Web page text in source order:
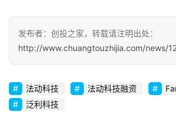
初
创
企
品
发布者：创投之家，转载请注明出处：
http://www.chuangtouzhijia.com/news/
法动科技 法动科技融资
泛利科技